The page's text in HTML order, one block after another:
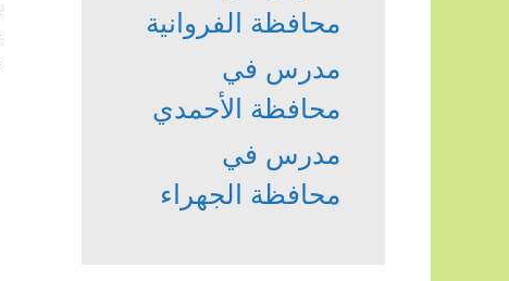
محافظة الفروانية
مدرس في
محافظة الأحمدي
مدرس في
محافظة الجهراء